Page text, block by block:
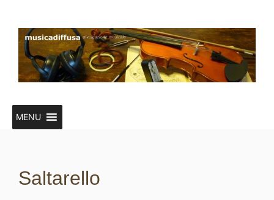
contenuto
MENU
Saltarello